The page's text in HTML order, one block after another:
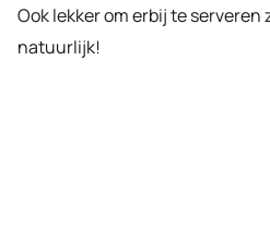
Ook lekker om erbij te serveren
natuurlijk!